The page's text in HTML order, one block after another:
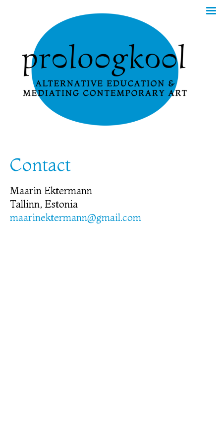
Contact
Maarin Ektermann
Tallinn, Estonia
maarinektermann@gmail.com